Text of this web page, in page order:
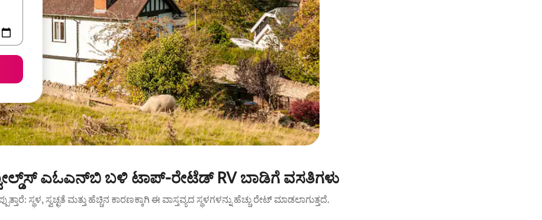
ಎಓಎನ್‌ಬಿ ಬಳಿ ಟಾಪ್-ರೇಟೆಡ್ RV ಬಾಡಿಗೆ ವಸತಿಗಳು
ಸ್ಥಳ, ಸ್ವಚ್ಛತೆ ಮತ್ತು ಹೆಚ್ಚಿನ ಕಾರಣಕ್ಕಾಗಿ ಈ ವಾಸ್ತವ್ಯದ ಸ್ಥಳಗಳನ್ನು ಹೆಚ್ಚು ರೇಟ್ ಮಾಡಲಾಗುತ್ತದೆ.